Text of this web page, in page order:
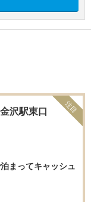
沢駅東口
まってキャッシュ
注目